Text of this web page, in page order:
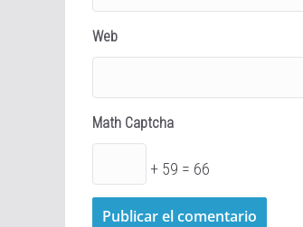
Web
Math Captcha
+ 59 = 66